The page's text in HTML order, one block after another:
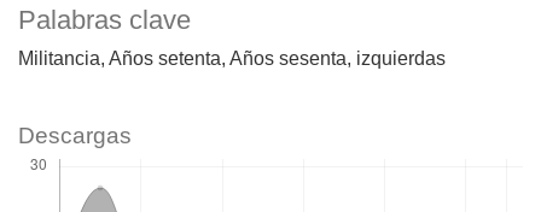
Palabras clave
Militancia Años setenta Años sesenta izquierdas
Descargas